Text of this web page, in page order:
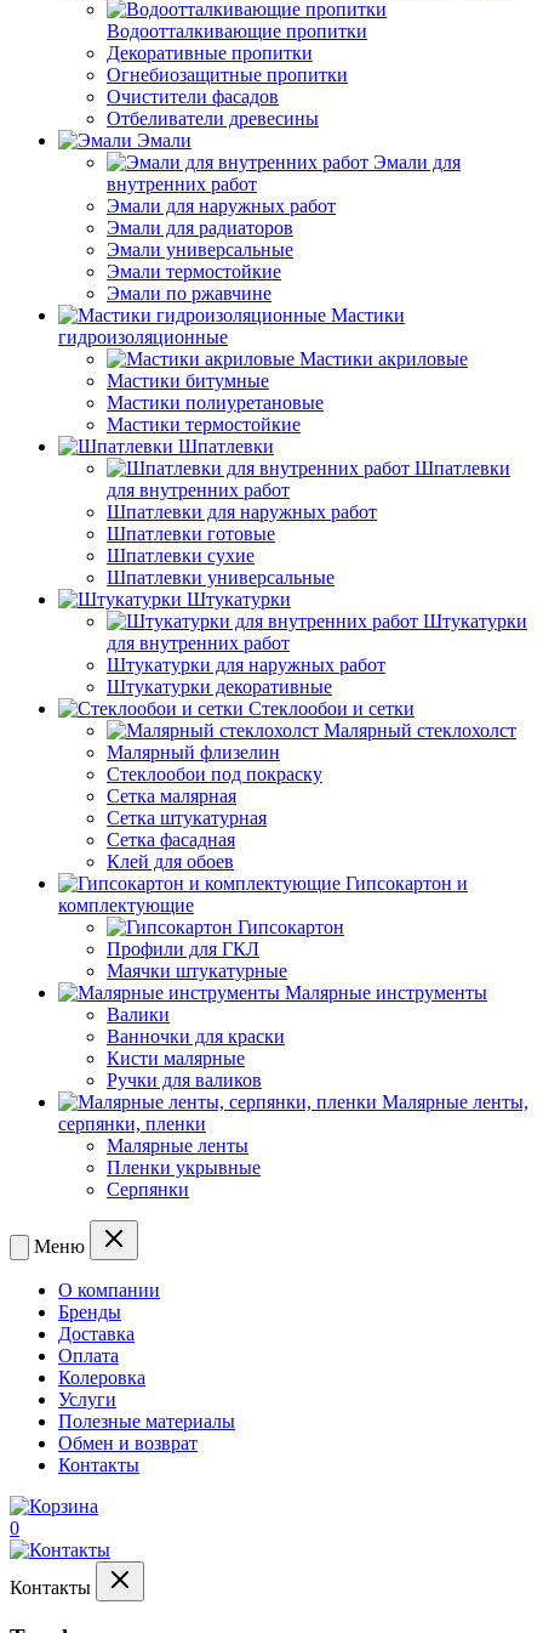
Водоотталкивающие пропитки
Декоративные пропитки
Огнебиозащитные пропитки
Очистители фасадов
Отбеливатели древесины
Эмали
Эмали для
внутренних работ
Эмали для наружных работ
Эмали для радиаторов
Эмали универсальные
Эмали термостойкие
Эмали по ржавчине
Мастики
гидроизоляционные
Мастики акриловые
Мастики битумные
Мастики полиуретановые
Мастики термостойкие
Шпатлевки
Шпатлевки
для внутренних работ
Шпатлевки для наружных работ
Шпатлевки готовые
Шпатлевки сухие
Шпатлевки универсальные
Штукатурки
Штукатурки
для внутренних работ
Штукатурки для наружных работ
Штукатурки декоративные
Стеклообои и сетки
Малярный стеклохолст
Малярный флизелин
Стеклообои под покраску
Сетка малярная
Сетка штукатурная
Сетка фасадная
Клей для обоев
Гипсокартон и
комплектующие
Гипсокартон
Профили для ГКЛ
Маячки штукатурные
Малярные инструменты
Валики
Ванночки для краски
Кисти малярные
Ручки для валиков
Малярные ленты,
серпянки, пленки
Малярные ленты
Пленки укрывные
Серпянки
Меню
О компании
Бренды
Доставка
Оплата
Колеровка
Услуги
Полезные материалы
Обмен и возврат
Контакты
0
Контакты